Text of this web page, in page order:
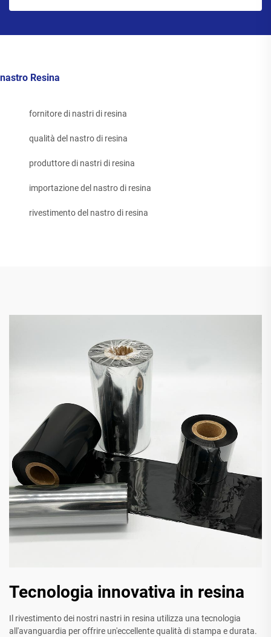
nastro Resina
fornitore di nastri di resina
qualità del nastro di resina
produttore di nastri di resina
importazione del nastro di resina
rivestimento del nastro di resina
Tecnologia innovativa in resina
Il rivestimento dei nostri nastri in resina utilizza una tecnologia
all'avanguardia per offrire un'eccellente qualità di stampa e durata.